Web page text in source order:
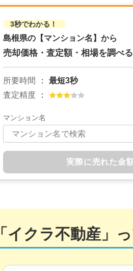
3秒でわかる！
島根県の 【マンション名】から
売却価格・査定額・相場を調べる
所要時間
最短3秒
査定精度
マンション名
実際に売れた金
「イクラ不動産」